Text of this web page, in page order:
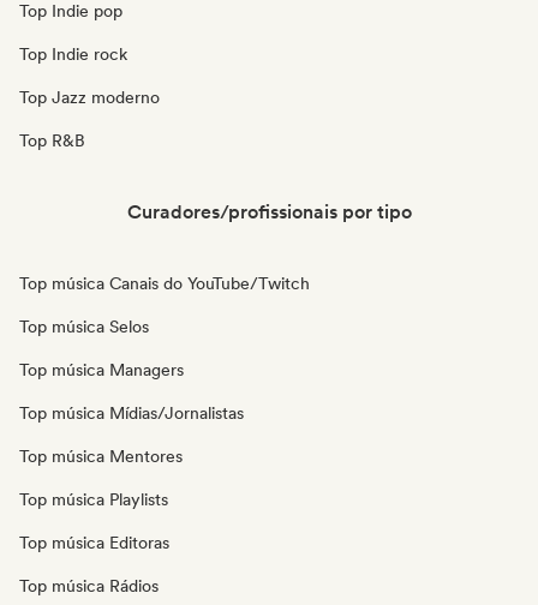
Top Indie pop
Top Indie rock
Top Jazz moderno
Top R&B
Curadores/profissionais por tipo
Top música Canais do YouTube/Twitch
Top música Selos
Top música Managers
Top música Mídias/Jornalistas
Top música Mentores
Top música Playlists
Top música Editoras
Top música Rádios